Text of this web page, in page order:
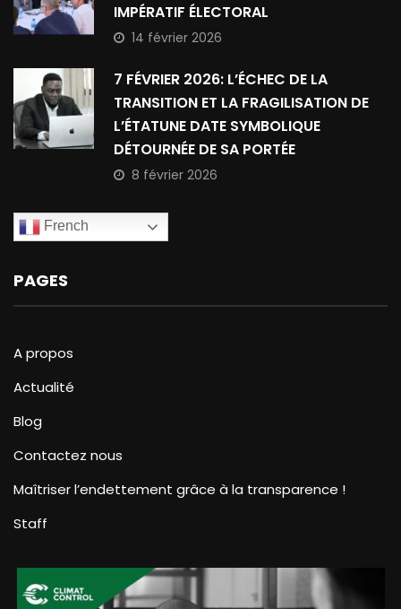
IMPÉRATIF ÉLECTORAL
14 février 2026
7 FÉVRIER 2026: L’ÉCHEC DE LA
TRANSITION ET LA FRAGILISATION DE
L’ÉTATUNE DATE SYMBOLIQUE
DÉTOURNÉE DE SA PORTÉE
8 février 2026
French
PAGES
A propos
Actualité
Blog
Contactez nous
Maîtriser l’endettement grâce à la transparence !
Staff